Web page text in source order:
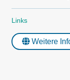
Links
Weitere